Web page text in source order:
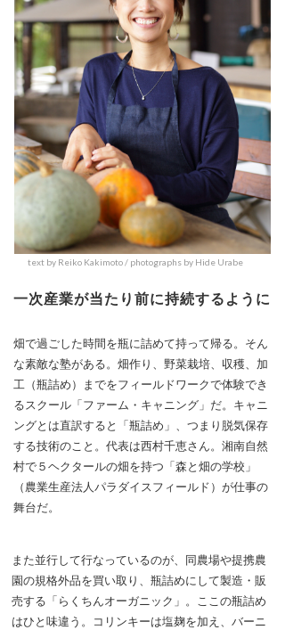
text by Reiko Kakimoto / photographs by Hide Urabe
一次産業が当たり前に持続するように
畑で過ごした時間を瓶に詰めて持って帰る。そん
な素敵な塾がある。畑作り、野菜栽培、収穫、加
工（瓶詰め）までをフィールドワークで体験でき
るスクール「ファーム・キャニング」だ。キャニ
ングとは直訳すると「瓶詰め」、つまり脱気保存
する技術のこと。代表は西村千恵さん。湘南自然
村で５ヘクタールの畑を持つ「森と畑の学校」
（農業生産法人パラダイスフィールド）が仕事の
舞台だ。
また並行して行なっているのが、同農場や提携農
園の規格外品を買い取り、瓶詰めにして製造・販
売する「らくちんオーガニック」。ここの瓶詰め
はひと味違う。コリンキーは塩麹を加え、バーニ